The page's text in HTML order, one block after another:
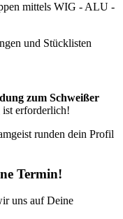
mittels WIG - ALU -
und Stücklisten
zum Schweißer
erforderlich!
runden dein Profil
Termin!
uns auf Deine